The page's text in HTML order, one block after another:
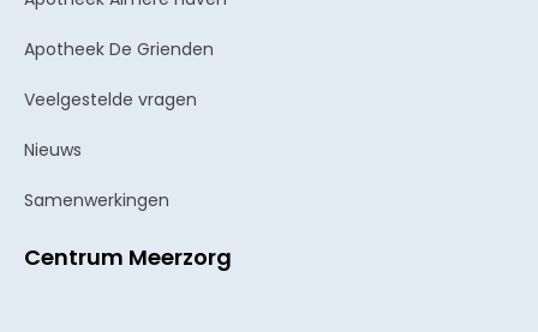
Apotheek De Grienden
Veelgestelde vragen
Nieuws
Samenwerkingen
Centrum Meerzorg